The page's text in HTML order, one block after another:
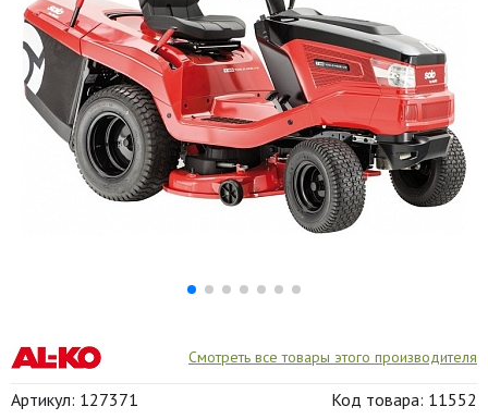
Смотреть все товары этого производителя
Артикул: 127371 Код товара: 11552